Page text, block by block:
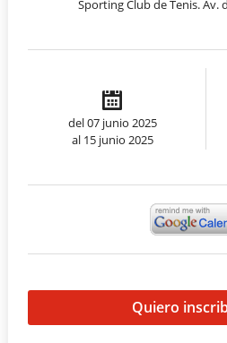
Sporting Club de Tenis. Av.
del 07 junio 2025
al 15 junio 2025
Quiero